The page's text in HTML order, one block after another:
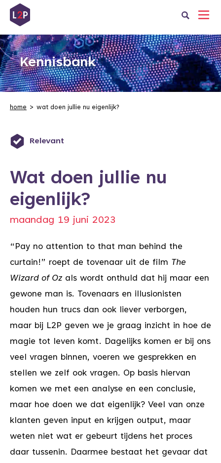
Kennisbank
home wat doen jullie nu eigenlijk?
Relevant
Wat doen jullie nu
eigenlijk?
maandag 19 juni 2023
“Pay no attention to that man behind the
curtain!” roept de tovenaar uit de film The
Wizard of Oz als wordt onthuld dat hij maar een
gewone man is. Tovenaars en illusionisten
houden hun trucs dan ook liever verborgen,
maar bij L2P geven we je graag inzicht in hoe de
magie tot leven komt. Dagelijks komen er bij ons
veel vragen binnen, voeren we gesprekken en
stellen we zelf ook vragen. Op basis hiervan
komen we met een analyse en een conclusie,
maar hoe doen we dat eigenlijk? Veel van onze
klanten geven input en krijgen output, maar
weten niet wat er gebeurt tijdens het proces
daar tussenin. Daarmee bestaat het gevaar dat